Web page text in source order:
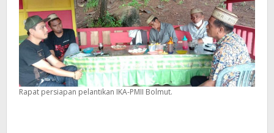
Rapat persiapan pelantikan IKA-PMII Bolmut.